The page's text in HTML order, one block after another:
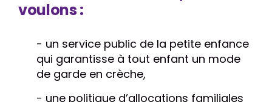
voulons :
- un service public de la petite enfance
qui garantisse à tout enfant un mode
de garde en crèche,
- une politique d’allocations familiales